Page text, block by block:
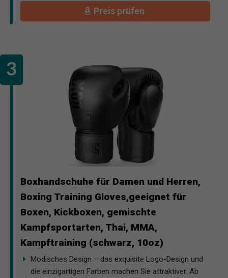
Preis prüfen
Boxhandschuhe für Damen und Herren,
Boxing Training Gloves,geeignet für
Boxen, Kickboxen, gemischte
Kampfsportarten, Thai, MMA,
Kampftraining (schwarz, 10oz)
Modisches Design – das exquisite Logo-Design und
die einzigartigen Farben machen Sie attraktiver. Ab